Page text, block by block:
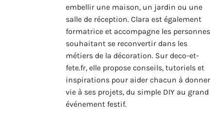
embellir une maison, un jardin ou une
salle de réception. Clara est également
formatrice et accompagne les personnes
souhaitant se reconvertir dans les
métiers de la décoration. Sur deco-et-
fete.fr, elle propose conseils, tutoriels et
inspirations pour aider chacun à donner
vie à ses projets, du simple DIY au grand
événement festif.